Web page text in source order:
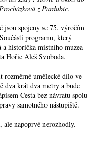
z Pardubic.
spojeny se 75. výročím
programu, který
historička místního muzea
Hořic Aleš Svoboda.
rozměrné umělecké dílo ve
dva krát dva metry a bude
Cesta bez návratu spolu
samotného nástupiště.
napoprvé nerozhodly.